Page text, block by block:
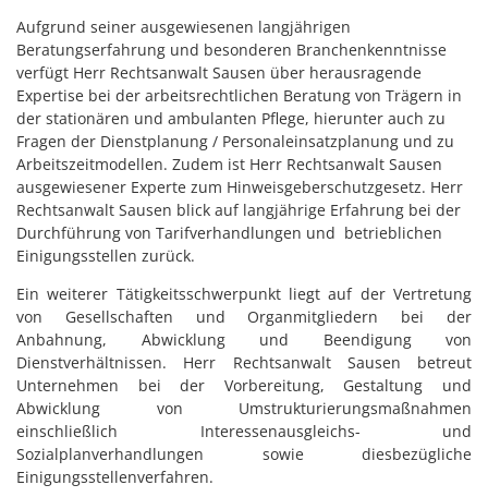
Aufgrund seiner ausgewiesenen langjährigen
Beratungserfahrung und besonderen Branchenkenntnisse
verfügt Herr Rechtsanwalt Sausen über herausragende
Expertise bei der arbeitsrechtlichen Beratung von Trägern in
der stationären und ambulanten Pflege, hierunter auch zu
Fragen der Dienstplanung / Personaleinsatzplanung und zu
Arbeitszeitmodellen. Zudem ist Herr Rechtsanwalt Sausen
ausgewiesener Experte zum Hinweisgeberschutzgesetz. Herr
Rechtsanwalt Sausen blick auf langjährige Erfahrung bei der
Durchführung von Tarifverhandlungen und betrieblichen
Einigungsstellen zurück.
Ein weiterer Tätigkeitsschwerpunkt liegt auf der Vertretung
von Gesellschaften und Organmitgliedern bei der
Anbahnung, Abwicklung und Beendigung von
Dienstverhältnissen. Herr Rechtsanwalt Sausen betreut
Unternehmen bei der Vorbereitung, Gestaltung und
Abwicklung von Umstrukturierungsmaßnahmen
einschließlich Interessenausgleichs- und
Sozialplanverhandlungen sowie diesbezügliche
Einigungsstellenverfahren.